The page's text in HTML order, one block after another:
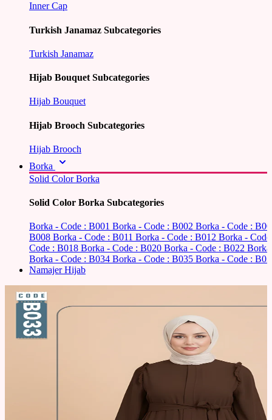
Inner Cap
Turkish Janamaz Subcategories
Turkish Janamaz
Hijab Bouquet Subcategories
Hijab Bouquet
Hijab Brooch Subcategories
Hijab Brooch
Borka
Solid Color Borka
Solid Color Borka Subcategories
Borka - Code : B001 Borka - Code : B002 Borka - Code :
B008 Borka - Code : B011 Borka - Code : B012 Borka -
Code : B018 Borka - Code : B020 Borka - Code : B022
Borka - Code : B034 Borka - Code : B035 Borka - Code :
Namajer Hijab